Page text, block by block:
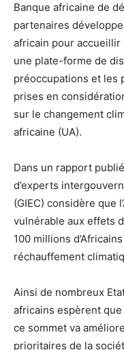
Banque africaine de
partenaires
africain pour
une plate-forme de
préoccupations et les
prises en
sur le changement
africaine (UA).
Dans un rapport
d’experts
(GIEC) considère que
vulnérable aux effets
100 millions
réchauffement
Ainsi de nombreux
africains espèrent
ce sommet va
prioritaires de la